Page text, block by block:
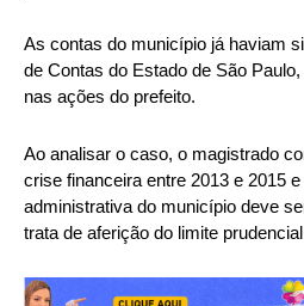
As contas do município já haviam
de Contas do Estado de São
nas ações do prefeito.
Ao analisar o caso, o magistrado
crise financeira entre 2013 e 2015
administrativa do município deve
trata de aferição do limite